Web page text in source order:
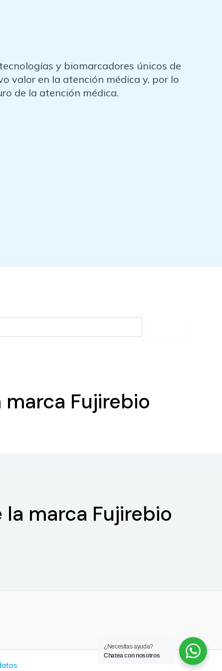
y biomarcadores únicos de
valor en la atención médica y, por lo
de la atención médica.
Fujirebio
marca Fujirebio
¿Necesitas ayuda?
Chatea con nosotros